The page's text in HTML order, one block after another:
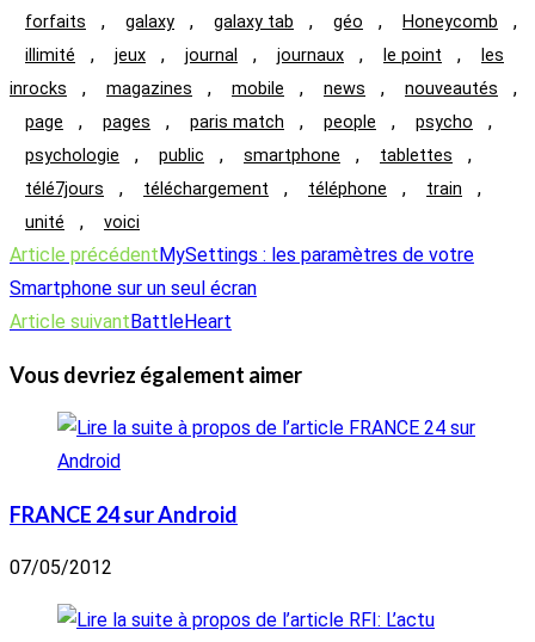
forfaits , galaxy , galaxy tab , géo , Honeycomb ,
illimité , jeux , journal , journaux , le point ,
les
inrocks
, magazines , mobile , news , nouveautés ,
page , pages , paris match , people , psycho ,
psychologie , public , smartphone , tablettes ,
télé7jours , téléchargement , téléphone , train ,
unité , voici
Read
more
articles
Article précédentMySettings : les paramètres de votre
Smartphone sur un seul écran
Article suivantBattleHeart
Vous devriez également aimer
FRANCE 24 sur Android
07/05/2012